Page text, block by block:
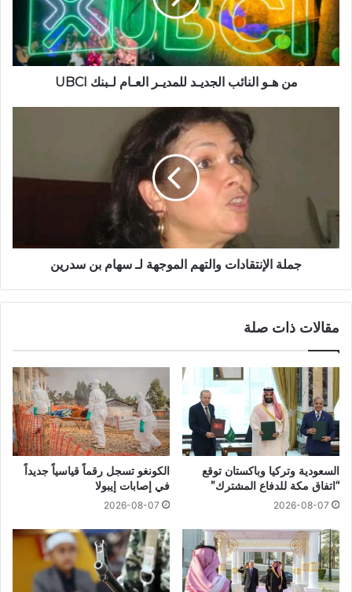
من هـو النائب الجديـد للمديـر العـام لـبنك UBCI
جملة الإنتقادات والتهم الموجهة لـ سهام بن سدرين
مقالات ذات صلة
السعودية وتركيا وباكستان توقع
“اتفاق مكة للدفاع المشترك”
2026-08-07
الكونغو تسجل رقماً قياسياً جديداً
في إصابات إيبولا
2026-08-07